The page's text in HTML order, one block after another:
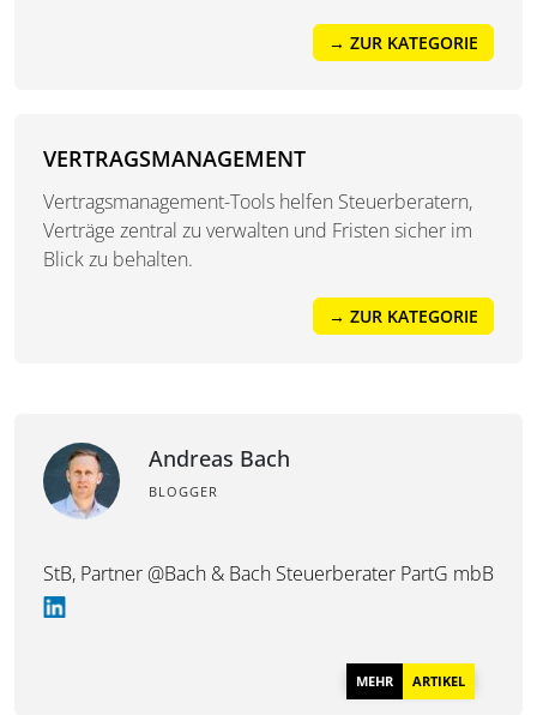
→ ZUR KATEGORIE
VERTRAGSMANAGEMENT
Vertragsmanagement-Tools helfen Steuerberatern,
Verträge zentral zu verwalten und Fristen sicher im
Blick zu behalten.
→ ZUR KATEGORIE
Andreas Bach
BLOGGER
StB, Partner @Bach & Bach Steuerberater PartG mbB
MEHR ARTIKEL